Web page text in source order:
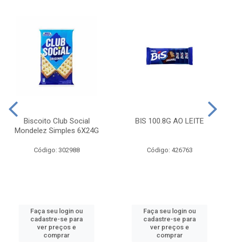
Biscoito Club Social
Mondelez Simples 6X24G
Código: 302988
Faça seu login ou
cadastre-se para
ver preços e
comprar
BIS 100.8G AO LEITE
Código: 426763
Faça seu login ou
cadastre-se para
ver preços e
comprar